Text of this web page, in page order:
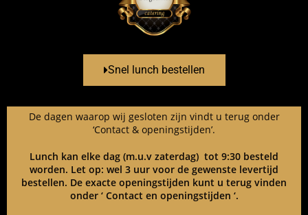
Snel lunch bestellen
De dagen waarop wij gesloten zijn vindt u terug onder
‘Contact & openingstijden’.
Lunch kan elke dag (m.u.v zaterdag) tot 9:30 besteld
worden. Let op: wel 3 uur voor de gewenste levertijd
bestellen. De exacte openingstijden kunt u terug vinden
onder ‘ Contact en openingstijden ‘.